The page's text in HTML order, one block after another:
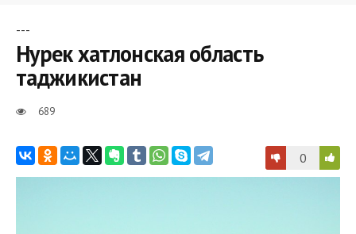
---
Нурек хатлонская область
таджикистан
689
0